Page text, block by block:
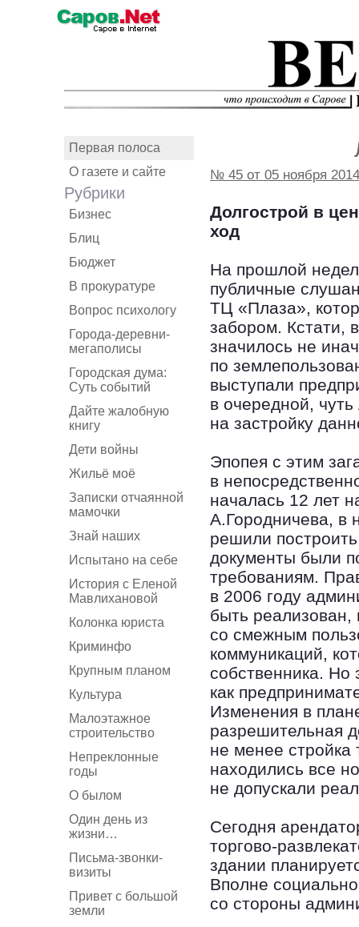
Первая полоса
О газете и сайте
Рубрики
Бизнес
Блиц
Бюджет
В прокуратуре
Вопрос психологу
Города-деревни-
мегаполисы
Городская дума:
Суть событий
Дайте жалобную
книгу
Дети войны
Жильё моё
Записки отчаянной
мамочки
Знай наших
Испытано на себе
История с Еленой
Мавлихановой
Колонка юриста
Криминфо
Крупным планом
Культура
Малоэтажное
строительство
Непреклонные
годы
О былом
Один день из
жизни…
Письма-звонки-
визиты
Привет с большой
земли
№ 45 от 05 ноября 2014
Долгострой в
ход
На прошлой
публичные
ТЦ «Плаза»,
забором. Кстати,
значилось не
по
выступали
в очередной,
на застройку
Эпопея с этим
в
началась 12 лет
А.Городничева, в
решили
документы были
требованиям.
в 2006 году
быть
со смежным
коммуникаций,
собственника. Но
как
Изменения в
разрешительная
не менее стройка
находились все
не допускали
Сегодня
торгово-
здании
Вполне
со стороны